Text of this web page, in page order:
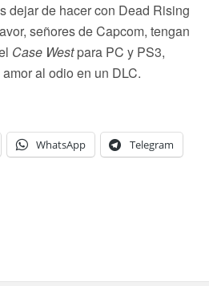
dejar de hacer con Dead Rising
señores de Capcom, tengan
Case Westpara PC y PS3,
al odio en un DLC.
WhatsApp Telegram